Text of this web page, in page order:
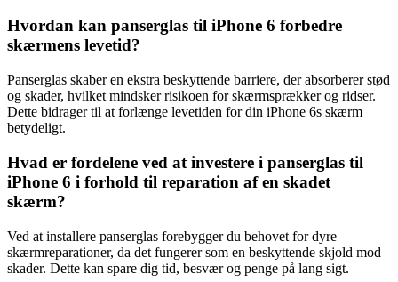
Hvordan kan panserglas til iPhone 6 forbedre
skærmens levetid?
Panserglas skaber en ekstra beskyttende barriere, der absorberer stød
og skader, hvilket mindsker risikoen for skærmsprækker og ridser.
Dette bidrager til at forlænge levetiden for din iPhone 6s skærm
betydeligt.
Hvad er fordelene ved at investere i panserglas til
iPhone 6 i forhold til reparation af en skadet
skærm?
Ved at installere panserglas forebygger du behovet for dyre
skærmreparationer, da det fungerer som en beskyttende skjold mod
skader. Dette kan spare dig tid, besvær og penge på lang sigt.